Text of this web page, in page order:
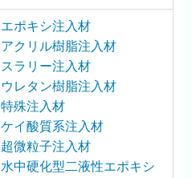
エポキシ注入材
アクリル樹脂注入材
スラリー注入材
ウレタン樹脂注入材
特殊注入材
ケイ酸質系注入材
超微粒子注入材
水中硬化型二液性エポキシ